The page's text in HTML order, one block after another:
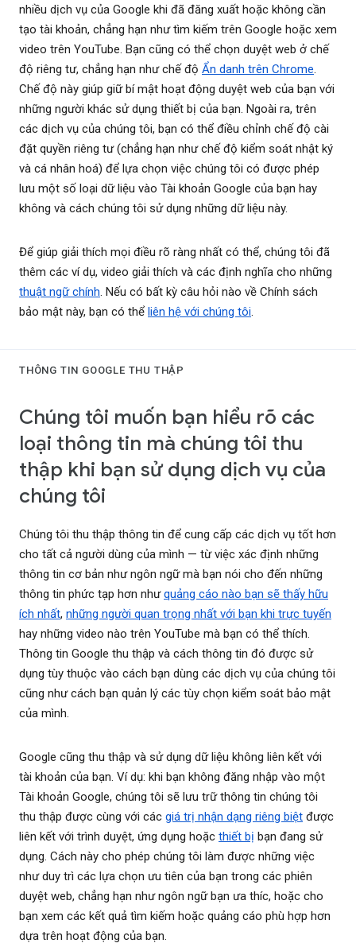
nhiều dịch vụ của Google khi đã đăng xuất hoặc không cần
tạo tài khoản, chẳng hạn như tìm kiếm trên Google hoặc xem
video trên YouTube. Bạn cũng có thể chọn duyệt web ở chế
độ riêng tư, chẳng hạn như chế độ Ẩn danh trên Chrome.
Chế độ này giúp giữ bí mật hoạt động duyệt web của bạn với
những người khác sử dụng thiết bị của bạn. Ngoài ra, trên
các dịch vụ của chúng tôi, bạn có thể điều chỉnh chế độ cài
đặt quyền riêng tư (chẳng hạn như chế độ kiểm soát nhật ký
và cá nhân hoá) để lựa chọn việc chúng tôi có được phép
lưu một số loại dữ liệu vào Tài khoản Google của bạn hay
không và cách chúng tôi sử dụng những dữ liệu này.
Để giúp giải thích mọi điều rõ ràng nhất có thể, chúng tôi đã
thêm các ví dụ, video giải thích và các định nghĩa cho những
thuật ngữ chính. Nếu có bất kỳ câu hỏi nào về Chính sách
bảo mật này, bạn có thể liên hệ với chúng tôi.
THÔNG TIN GOOGLE THU THẬP
Chúng tôi muốn bạn hiểu rõ các
loại thông tin mà chúng tôi thu
thập khi bạn sử dụng dịch vụ của
chúng tôi
Chúng tôi thu thập thông tin để cung cấp các dịch vụ tốt hơn
cho tất cả người dùng của mình — từ việc xác định những
thông tin cơ bản như ngôn ngữ mà bạn nói cho đến những
thông tin phức tạp hơn nhưquảng cáo nào bạn sẽ thấy hữu
ích nhất, những người quan trọng nhất với bạn khi trực tuyến
hay những video nào trên YouTube mà bạn có thể thích.
Thông tin Google thu thập và cách thông tin đó được sử
dụng tùy thuộc vào cách bạn dùng các dịch vụ của chúng tôi
cũng như cách bạn quản lý các tùy chọn kiểm soát bảo mật
của mình.
Google cũng thu thập và sử dụng dữ liệu không liên kết với
tài khoản của bạn. Ví dụ: khi bạn không đăng nhập vào một
Tài khoản Google, chúng tôi sẽ lưu trữ thông tin chúng tôi
thu thập được cùng với các giá trị nhận dạng riêng biệt được
liên kết với trình duyệt, ứng dụng hoặc thiết bị bạn đang sử
dụng. Cách này cho phép chúng tôi làm được những việc
như duy trì các lựa chọn ưu tiên của bạn trong các phiên
duyệt web, chẳng hạn như ngôn ngữ bạn ưa thíc, hoặc cho
bạn xem các kết quả tìm kiếm hoặc quảng cáo phù hợp hơn
dựa trên hoạt động của bạn.